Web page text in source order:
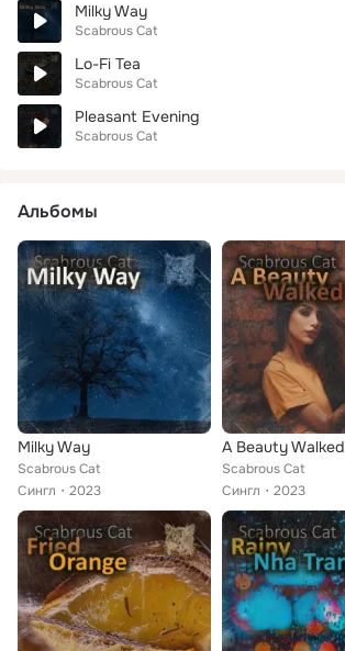
Milky Way
Scabrous Cat
Lo-Fi Tea
Scabrous Cat
Pleasant Evening
Scabrous Cat
Альбомы
Milky Way
Scabrous Cat
Сингл
2023
A Beauty Walked
Scabrous Cat
Сингл
2023